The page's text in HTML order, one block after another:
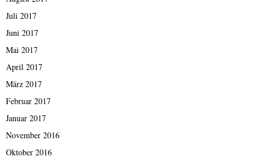
Juli 2017
Juni 2017
Mai 2017
April 2017
März 2017
Februar 2017
Januar 2017
November 2016
Oktober 2016